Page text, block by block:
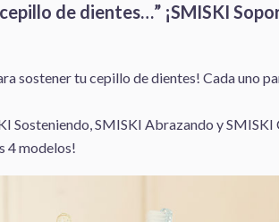
de dientes…” ¡SMISKI
sostener tu cepillo de dientes! Cada uno
Sosteniendo, SMISKI Abrazando y SMISKI
4 modelos!